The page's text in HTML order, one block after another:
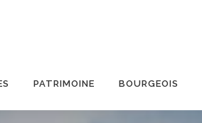
PATRIMOINE BOURGEOIS